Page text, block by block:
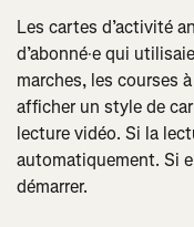
Les cartes d’activité
d’abonné·e qui
marches, les courses
afficher un style de
lecture vidéo. Si la
automatiquement. Si
démarrer.